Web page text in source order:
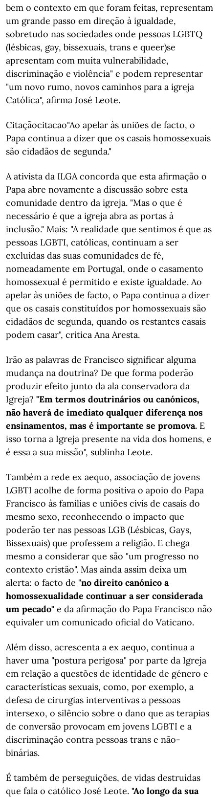
bem o contexto em que foram feitas, representam
um grande passo em direção à igualdade,
sobretudo nas sociedades onde pessoas LGBTQ
(lésbicas, gay, bissexuais, trans e queer)se
apresentam com muita vulnerabilidade,
discriminação e violência" e podem representar
"um novo rumo, novos caminhos para a igreja
Católica", afirma José Leote.
Citaçãocitacao"Ao apelar às uniões de facto, o
Papa continua a dizer que os casais homossexuais
são cidadãos de segunda."
A ativista da ILGA concorda que esta afirmação o
Papa abre novamente a discussão sobre esta
comunidade dentro da igreja. "Mas o que é
necessário é que a igreja abra as portas à
inclusão." Mais: "A realidade que sentimos é que as
pessoas LGBTI, católicas, continuam a ser
excluídas das suas comunidades de fé,
nomeadamente em Portugal, onde o casamento
homossexual é permitido e existe igualdade. Ao
apelar às uniões de facto, o Papa continua a dizer
que os casais constituídos por homossexuais são
cidadãos de segunda, quando os restantes casais
podem casar", critica Ana Aresta.
Irão as palavras de Francisco significar alguma
mudança na doutrina? De que forma poderão
produzir efeito junto da ala conservadora da
Igreja? "Em termos doutrinários ou canónicos,
não haverá de imediato qualquer diferença nos
ensinamentos, mas é importante se promova. E
isso torna a Igreja presente na vida dos homens, e
é essa a sua missão", sublinha Leote.
Também a rede ex aequo, associação de jovens
LGBTI acolhe de forma positiva o apoio do Papa
Francisco às famílias e uniões civis de casais do
mesmo sexo, reconhecendo o impacto que
poderão ter nas pessoas LGB (Lésbicas, Gays,
Bissexuais) que professem a religião. E chega
mesmo a considerar que são "um progresso no
contexto cristão". Mas ainda assim deixa um
alerta: o facto de "no direito canónico a
homossexualidade continuar a ser considerada
um pecado" e da afirmação do Papa Francisco não
equivaler um comunicado oficial do Vaticano.
Além disso, acrescenta a ex aequo, continua a
haver uma "postura perigosa" por parte da Igreja
em relação a questões de identidade de género e
características sexuais, como, por exemplo, a
defesa de cirurgias interventivas a pessoas
intersexo, o silêncio sobre o dano que as terapias
de conversão provocam em jovens LGBTI e a
discriminação contra pessoas trans e não-
binárias.
É também de perseguições, de vidas destruídas
que fala o católico José Leote. "Ao longo da sua